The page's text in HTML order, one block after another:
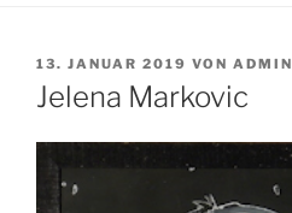
VERÖFFENTLICHT
AM
13. JANUAR 2019 VON ADMIN
Jelena Markovic